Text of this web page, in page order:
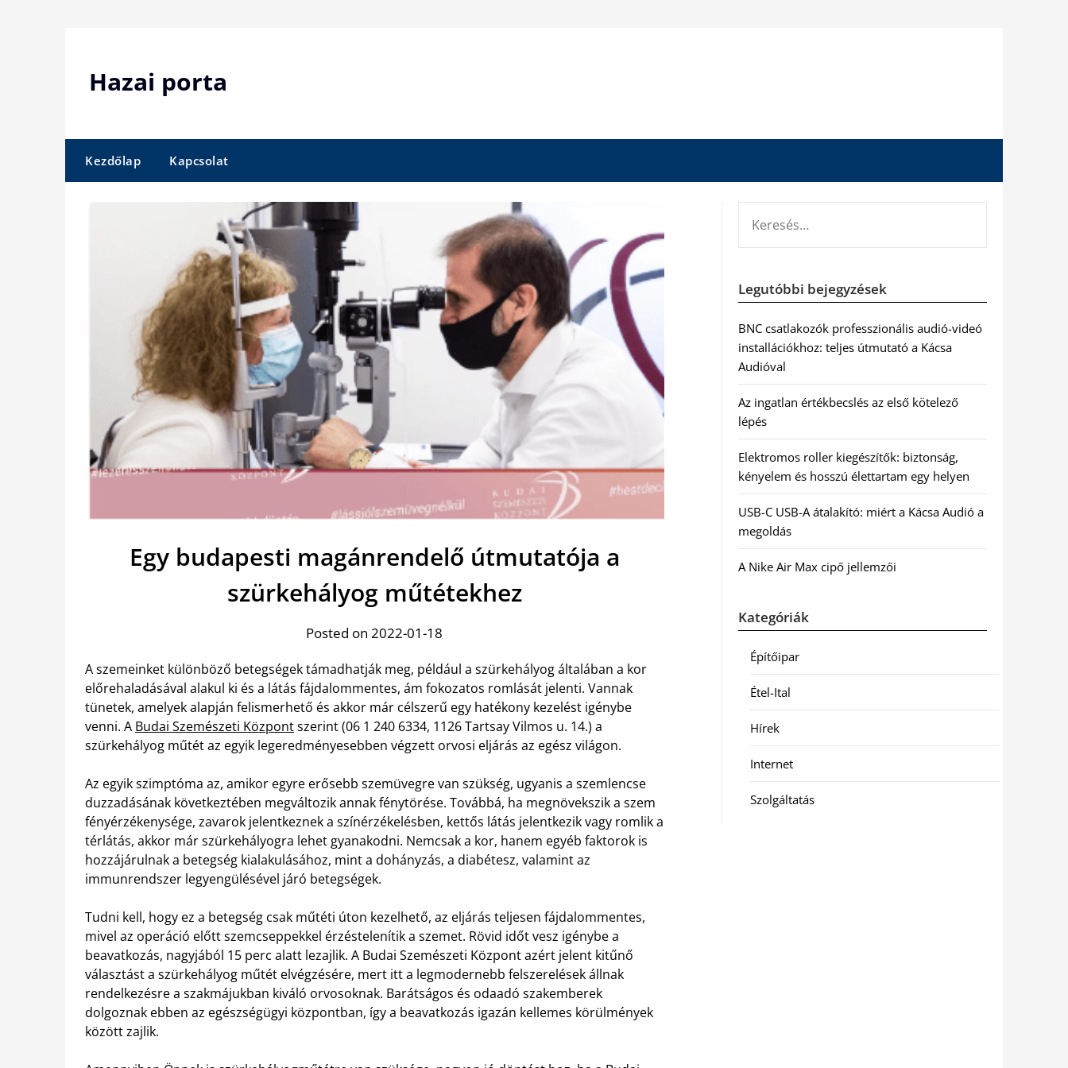
Hazai porta
Kezdőlap Kapcsolat
Egy budapesti magánrendelő útmutatója a
szürkehályog műtétekhez
Posted on 2022-01-18
A szemeinket különböző betegségek támadhatják meg, például a szürkehályog általában a kor
előrehaladásával alakul ki és a látás fájdalommentes, ám fokozatos romlását jelenti. Vannak
tünetek, amelyek alapján felismerhető és akkor már célszerű egy hatékony kezelést igénybe
venni. A Budai Szemészeti Központszerint (06 1 240 6334, 1126 Tartsay Vilmos u. 14.) a
szürkehályog műtét az egyik legeredményesebben végzett orvosi eljárás az egész világon.
Az egyik szimptóma az, amikor egyre erősebb szemüvegre van szükség, ugyanis a szemlencse
duzzadásának következtében megváltozik annak fénytörése. Továbbá, ha megnövekszik a szem
fényérzékenysége, zavarok jelentkeznek a színérzékelésben, kettős látás jelentkezik vagy romlik a
térlátás, akkor már szürkehályogra lehet gyanakodni. Nemcsak a kor, hanem egyéb faktorok is
hozzájárulnak a betegség kialakulásához, mint a dohányzás, a diabétesz, valamint az
immunrendszer legyengülésével járó betegségek.
Tudni kell, hogy ez a betegség csak műtéti úton kezelhető, az eljárás teljesen fájdalommentes,
mivel az operáció előtt szemcseppekkel érzéstelenítik a szemet. Rövid időt vesz igénybe a
beavatkozás, nagyjából 15 perc alatt lezajlik. A Budai Szemészeti Központ azért jelent kitűnő
választást a szürkehályog műtét elvégzésére, mert itt a legmodernebb felszerelések állnak
rendelkezésre a szakmájukban kiváló orvosoknak. Barátságos és odaadó szakemberek
dolgoznak ebben az egészségügyi központban, így a beavatkozás igazán kellemes körülmények
között zajlik.
Legutóbbi bejegyzések
BNC csatlakozók professzionális audió-videó
installációkhoz: teljes útmutató a Kácsa
Audióval
Az ingatlan értékbecslés az első kötelező
lépés
Elektromos roller kiegészítők: biztonság,
kényelem és hosszú élettartam egy helyen
USB-C USB-A átalakító: miért a Kácsa Audió a
megoldás
A Nike Air Max cipő jellemzői
Kategóriák
Építőipar
Étel-Ital
Hírek
Internet
Szolgáltatás